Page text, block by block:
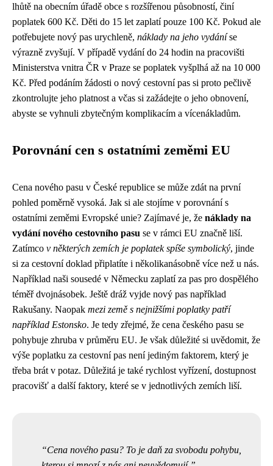
lhůtě na obecním úřadě obce s rozšířenou působností, činí
poplatek 600 Kč. Děti do 15 let zaplatí pouze 100 Kč. Pokud ale
potřebujete nový pas urychleně, náklady na jeho vydáníse
výrazně zvyšují. V případě vydání do 24 hodin na pracovišti
Ministerstva vnitra ČR v Praze se poplatek vyšplhá až na 10 000
Kč. Před podáním žádosti o nový cestovní pas si proto pečlivě
zkontrolujte jeho platnost a včas si zažádejte o jeho obnovení,
abyste se vyhnuli zbytečným komplikacím a vícenákladům.
Porovnání cen s ostatními zeměmi EU
Cena nového pasu v České republice se může zdát na první
pohled poměrně vysoká. Jak si ale stojíme v porovnání s
ostatními zeměmi Evropské unie? Zajímavé je, že náklady na
vydání nového cestovního pasu se v rámci EU značně liší.
Zatímco v některých zemích je poplatek spíše symbolický, jinde
si za cestovní doklad připlatíte i několikanásobně více než u nás.
Například naši sousedé v Německu zaplatí za pas pro dospělého
téměř dvojnásobek. Ještě dráž vyjde nový pas například
Rakušany. Naopak mezi země s nejnižšími poplatky patří
například Estonsko. Je tedy zřejmé, že cena českého pasu se
pohybuje zhruba v průměru EU. Je však důležité si uvědomit, že
výše poplatku za cestovní pas není jediným faktorem, který je
třeba brát v potaz. Důležitá je také rychlost vyřízení, dostupnost
pracovišť a další faktory, které se v jednotlivých zemích liší.
Cena nového pasu? To je daň za svobodu pohybu,